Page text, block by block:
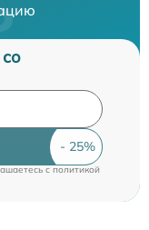
cполитикой